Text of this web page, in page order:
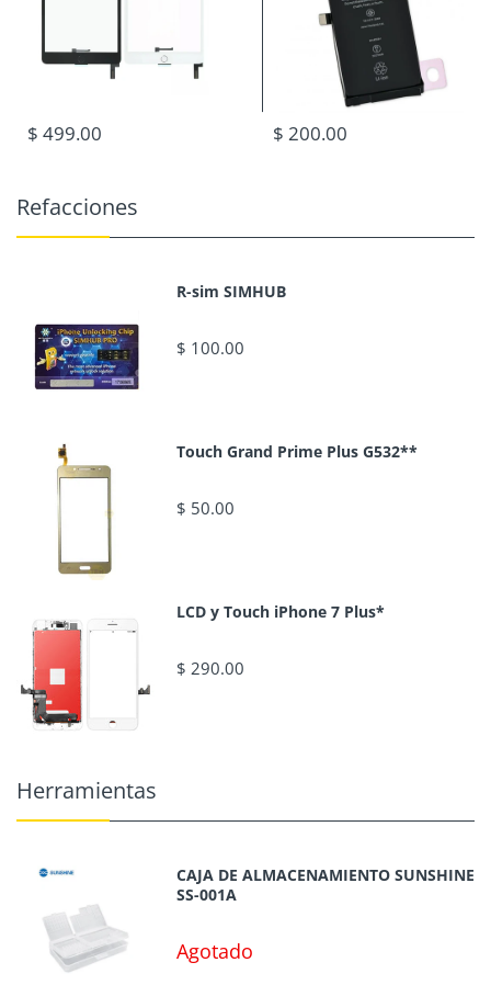
$ 499.00 $ 200.00
Refacciones
R-sim SIMHUB
$ 100.00
Touch Grand Prime Plus G532**
$ 50.00
LCD y Touch iPhone 7 Plus*
$ 290.00
Herramientas
CAJA DE ALMACENAMIENTO SUNSHINE
SS-001A
Agotado